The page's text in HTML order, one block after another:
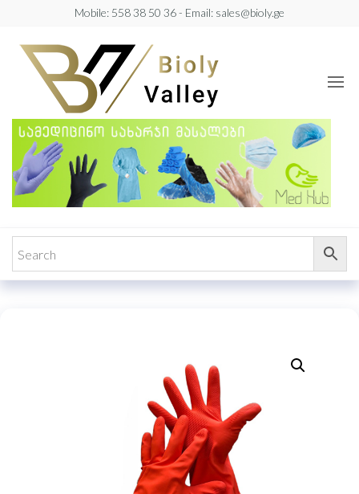
content
Mobile: 558 38 50 36 - Email: sales@bioly.ge